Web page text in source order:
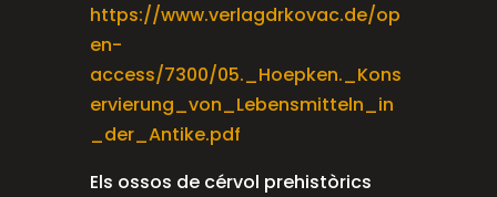
https://www.verlagdrkovac.de/op
en-
access/7300/05._Hoepken._Kons
ervierung_von_Lebensmitteln_in
_der_Antike.pdf
Els ossos de cérvol prehistòrics